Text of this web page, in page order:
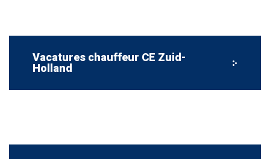
Vacatures chauffeur CE Zuid-
Holland